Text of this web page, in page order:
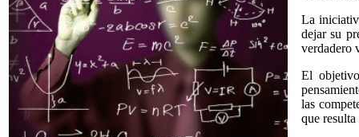
La
dejar su
verdadero
El
las
que